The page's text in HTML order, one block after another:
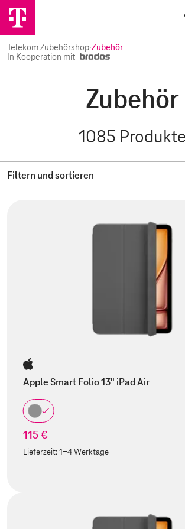
Telekom Zubehörshop·Zubehör
In Kooperation mit
Zubehör
1085 Produkte
Filtern und sortieren
Apple Smart Folio 13" iPad Air
115 €
Lieferzeit:1-4 Werktage